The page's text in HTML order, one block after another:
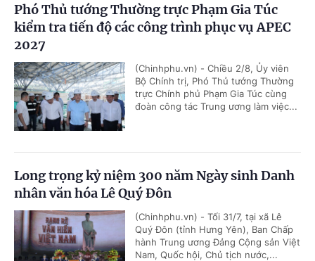
Phó Thủ tướng Thường trực Phạm Gia Túc
kiểm tra tiến độ các công trình phục vụ APEC
2027
(Chinhphu.vn) - Chiều 2/8, Ủy viên
Bộ Chính trị, Phó Thủ tướng Thường
trực Chính phủ Phạm Gia Túc cùng
đoàn công tác Trung ương làm việc...
Long trọng kỷ niệm 300 năm Ngày sinh Danh
nhân văn hóa Lê Quý Đôn
(Chinhphu.vn) - Tối 31/7, tại xã Lê
Quý Đôn (tỉnh Hưng Yên), Ban Chấp
hành Trung ương Đảng Cộng sản Việt
Nam, Quốc hội, Chủ tịch nước,...